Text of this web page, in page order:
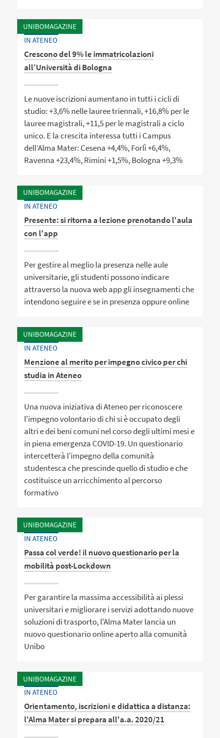
UNIBOMAGAZINE
IN ATENEO
Crescono del 9% le immatricolazioni
all’Università di Bologna
Le nuove iscrizioni aumentano in tutti i cicli di
studio: +3,6% nelle lauree triennali, +16,8% per le
lauree magistrali, +11,5 per le magistrali a ciclo
unico. E la crescita interessa tutti i Campus
dell’Alma Mater: Cesena +4,4%, Forlì +6,4%,
Ravenna +23,4%, Rimini +1,5%, Bologna +9,3%
UNIBOMAGAZINE
IN ATENEO
Presente: si ritorna a lezione prenotando l'aula
con l'app
Per gestire al meglio la presenza nelle aule
universitarie, gli studenti possono indicare
attraverso la nuova web app gli insegnamenti che
intendono seguire e se in presenza oppure online
UNIBOMAGAZINE
IN ATENEO
Menzione al merito per impegno civico per chi
studia in Ateneo
Una nuova iniziativa di Ateneo per riconoscere
l'impegno volontario di chi si è occupato degli
altri e dei beni comuni nel corso degli ultimi mesi e
in piena emergenza COVID-19. Un questionario
intercetterà l'impegno della comunità
studentesca che prescinde quello di studio e che
costituisce un arricchimento al percorso
formativo
UNIBOMAGAZINE
IN ATENEO
Passa col verde! il nuovo questionario per la
mobilità post-Lockdown
Per garantire la massima accessibilità ai plessi
universitari e migliorare i servizi adottando nuove
soluzioni di trasporto, l'Alma Mater lancia un
nuovo questionario online aperto alla comunità
Unibo
UNIBOMAGAZINE
IN ATENEO
Orientamento, iscrizioni e didattica a distanza:
l'Alma Mater si prepara all'a.a. 2020/21